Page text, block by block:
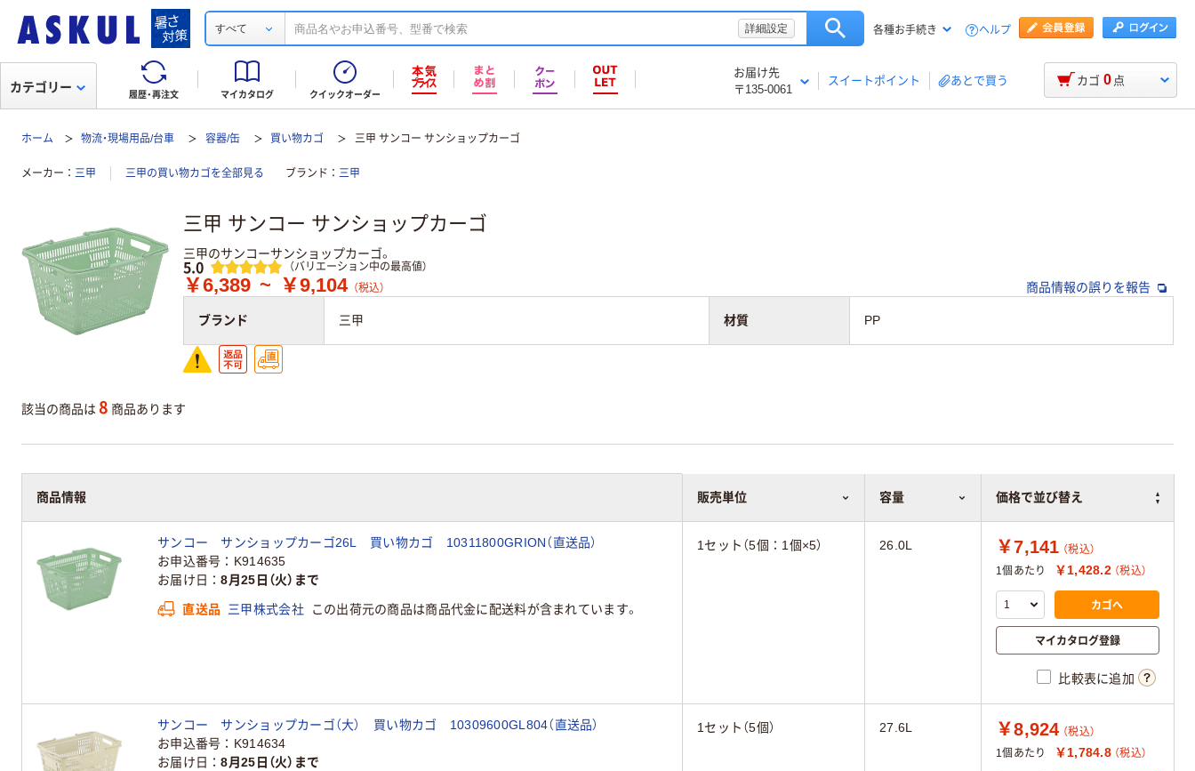
すべて 詳細設定 各種お手続き ヘルプ
履歴・再注文 マイカタログ クイックオーダー
お届け先
〒135-0061
スイートポイント あとで買う
カテゴリー カゴ 0 点
ホーム 物流・現場用品/台車 容器/缶 買い物カゴ 三甲 サンコー サンショップカーゴ
メーカー 三甲 三甲の買い物カゴを全部見る ブランド 三甲
三甲 サンコー サンショップカーゴ
三甲のサンコーサンショップカーゴ。
レビュー
5.0 （バリエーション中の最高値）
￥6,389 ~ ￥9,104 （税込） 商品情報の誤りを報告
ブランド 三甲 材質 PP
該当の商品は 8 商品あります
商品情報 販売単位 容量 価格で並び替え
サンコー サンショップカーゴ26L 買い物カゴ 10311800GRION（直送品）
お申込番号
K914635
お届け日
8月25日（火）まで
直送品 三甲株式会社 この出荷元の商品は商品代金に配送料が含まれています。
1セット（5個：1個×5） 26.0L ￥7,141 （税込）
1個あたり
￥1,428.2 （税込）
カゴへ
マイカタログ登録
比較表に追加
サンコー サンショップカーゴ（大） 買い物カゴ 10309600GL804（直送品）
お申込番号
K914634
お届け日
8月25日（火）まで
1セット（5個） 27.6L ￥8,924 （税込）
1個あたり
￥1,784.8 （税込）